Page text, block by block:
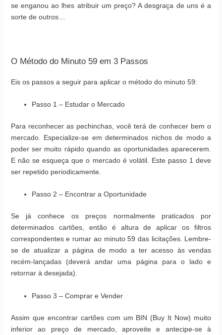
se enganou ao lhes atribuir um preço? A desgraça de uns é a
sorte de outros…
O Método do Minuto 59 em 3 Passos
Eis os passos a seguir para aplicar o método do minuto 59:
Passo 1 – Estudar o Mercado
Para reconhecer as pechinchas, você terá de conhecer bem o
mercado. Especialize-se em determinados nichos de modo a
poder ser muito rápido quando as oportunidades aparecerem.
E não se esqueça que o mercado é volátil. Este passo 1 deve
ser repetido periodicamente.
Passo 2 – Encontrar a Oportunidade
Se já conhece os preços normalmente praticados por
determinados cartões, então é altura de aplicar os filtros
correspondentes e rumar ao minuto 59 das licitações. Lembre-
se de atualizar a página de modo a ter acesso às vendas
recém-lançadas (deverá andar uma página para o lado e
retornar à desejada).
Passo 3 – Comprar e Vender
Assim que encontrar cartões com um BIN (Buy It Now) muito
inferior ao preço de mercado, aproveite e antecipe-se à